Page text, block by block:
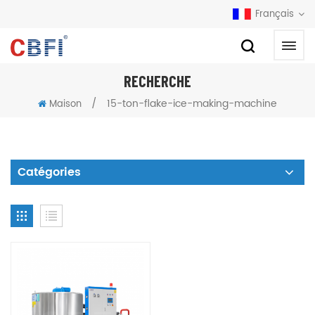
Français
RECHERCHE
Maison / 15-ton-flake-ice-making-machine
Catégories